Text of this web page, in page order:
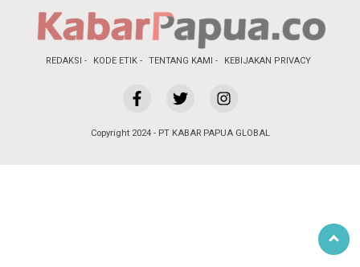
REDAKSI KODE ETIK TENTANG KAMI KEBIJAKAN PRIVACY
Copyright 2024 - PT KABAR PAPUA GLOBAL